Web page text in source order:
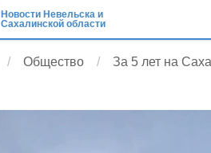
Новости Невельска и
Сахалинской области
Общество
За 5 лет на